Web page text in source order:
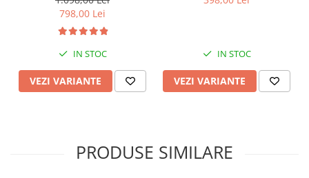
798,00 Lei
IN STOC
VEZI VARIANTE
IN STOC
VEZI VARIANTE
PRODUSE SIMILARE